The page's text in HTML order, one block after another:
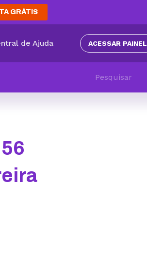
GRÁTIS
de Ajuda ACESSAR PAINEL